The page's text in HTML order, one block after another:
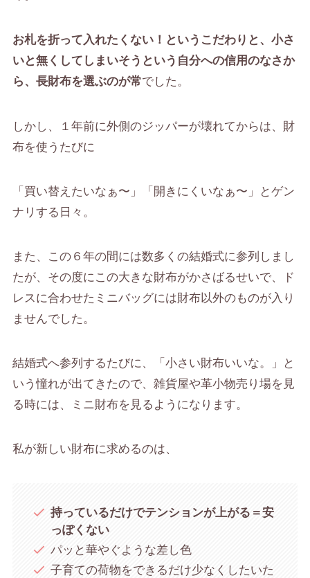
お札を折って入れたくない！というこだわりと、小さ
いと無くしてしまいそうという自分への信用のなさか
ら、長財布を選ぶのが常でした。
しかし、１年前に外側のジッパーが壊れてからは、財
布を使うたびに
「買い替えたいなぁ〜」「開きにくいなぁ〜」とゲン
ナリする日々。
また、この６年の間には数多くの結婚式に参列しまし
たが、その度にこの大きな財布がかさばるせいで、
ド
レスに合わせたミニバッグには財布以外のものが入り
ませんでした。
結婚式へ参列するたびに、「小さい財布いいな。」と
いう憧れが出てきたので、雑貨屋や革小物売り場を見
る時には、ミニ財布を見るようになります。
私が新しい財布に求めるのは、
持っているだけでテンションが上がる＝安
っぽくない
パッと華やぐような差し色
子育ての荷物をできるだけ少なくしたいた